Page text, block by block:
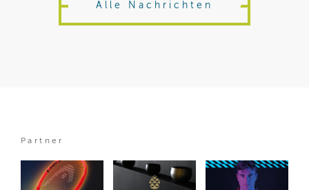
Alle Nachrichten
Partner